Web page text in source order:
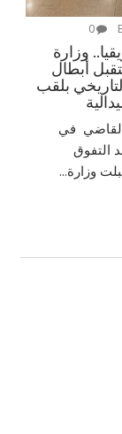
0
وزارة
أبطال
بلقب
القاضي في
التفوق
وزارة...